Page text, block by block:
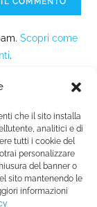
che il sito installa
analitici e di
tutti i cookie del
personalizzare
del banner o
sito mantenendo le
informazioni
Scopri come
.
ETS